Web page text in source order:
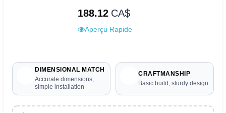
188.12 CA$
Aperçu Rapide
DIMENSIONAL MATCH
Accurate dimensions,
simple installation
CRAFTMANSHIP
Basic build, sturdy design